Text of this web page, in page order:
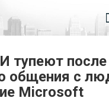
тупеют после
общения с
Microsoft